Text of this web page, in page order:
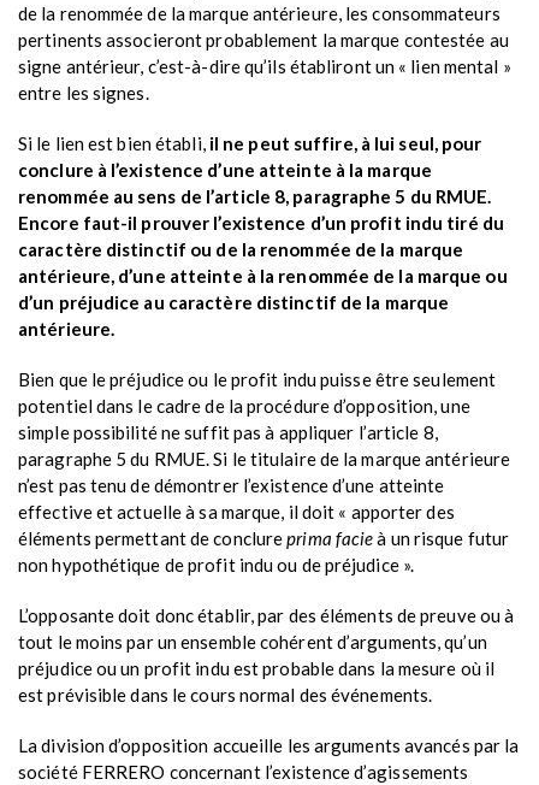
de la renommée de la marque antérieure, les consommateurs
pertinents associeront probablement la marque contestée au
signe antérieur, c’est-à-dire qu’ils établiront un « lien mental »
entre les signes.
Si le lien est bien établi, il ne peut suffire, à lui seul, pour
conclure à l’existence d’une atteinte à la marque
renommée au sens de l’article 8, paragraphe 5 du RMUE.
Encore faut-il prouver l’existence d’un profit indu tiré du
caractère distinctif ou de la renommée de la marque
antérieure, d’une atteinte à la renommée de la marque ou
d’un préjudice au caractère distinctif de la marque
antérieure.
Bien que le préjudice ou le profit indu puisse être seulement
potentiel dans le cadre de la procédure d’opposition, une
simple possibilité ne suffit pas à appliquer l’article 8,
paragraphe 5 du RMUE. Si le titulaire de la marque antérieure
n’est pas tenu de démontrer l’existence d’une atteinte
effective et actuelle à sa marque, il doit « apporter des
éléments permettant de conclureprima facieà un risque futur
non hypothétique de profit indu ou de préjudice ».
L’opposante doit donc établir, par des éléments de preuve ou à
tout le moins par un ensemble cohérent d’arguments, qu’un
préjudice ou un profit indu est probable dans la mesure où il
est prévisible dans le cours normal des événements.
La division d’opposition accueille les arguments avancés par la
société FERRERO concernant l’existence d’agissements